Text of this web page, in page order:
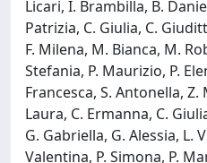
Licari, I. Brambilla, B.
Patrizia, C. Giulia, C.
F. Milena, M. Bianca, M.
Stefania, P. Maurizio, P.
Francesca, S. Antonella, Z.
Laura, C. Ermanna, C.
G. Gabriella, G. Alessia, L.
Valentina, P. Simona, P.